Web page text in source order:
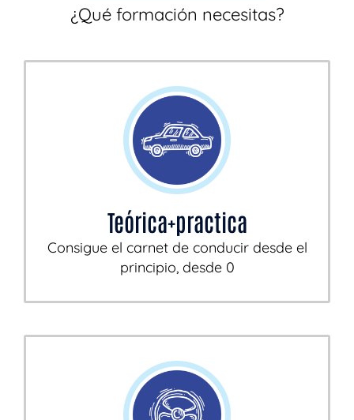
¿Qué formación necesitas?
Teórica+practica
Consigue el carnet de conducir desde el
principio, desde 0